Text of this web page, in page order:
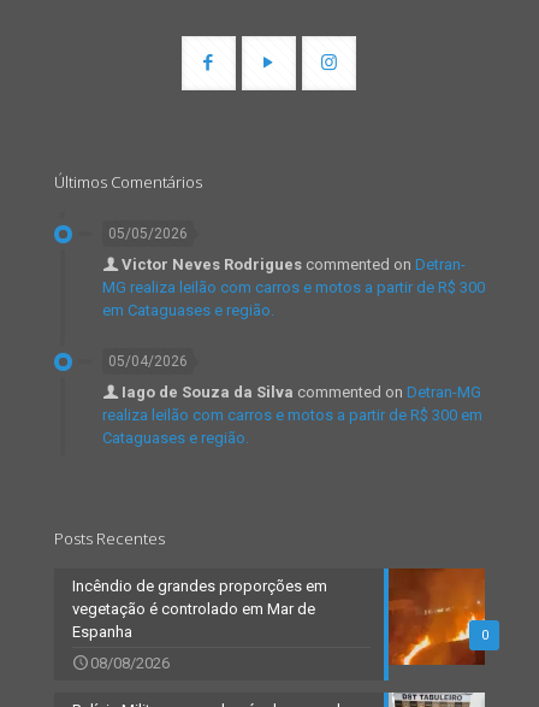
Últimos Comentários
05/05/2026
Victor Neves Rodrigues commented on Detran-
MG realiza leilão com carros e motos a partir de R$ 300
em Cataguases e região.
05/04/2026
Iago de Souza da Silva commented on Detran-MG
realiza leilão com carros e motos a partir de R$ 300 em
Cataguases e região.
Posts Recentes
0
Incêndio de grandes proporções em
vegetação é controlado em Mar de
Espanha
08/08/2026